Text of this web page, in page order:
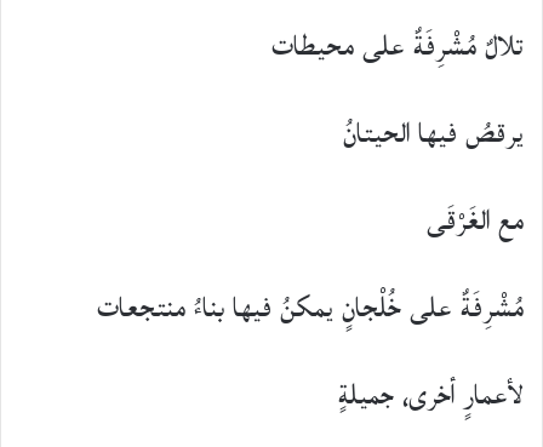
تلالٌ مُشْرِفَةٌ على محيطات
يرقصُ فيها الحيتانُ
مع الغَرْقَى
مُشْرِفَةٌ على خُلْجانٍ يمكنُ فيها بناءُ منتجعات
لأعمارٍ أخرى، جميلةٍ